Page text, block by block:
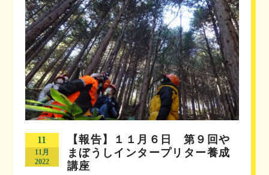
11
11月
2022
【報告】１１月６日 第９回や
まぼうしインタープリター養成
講座